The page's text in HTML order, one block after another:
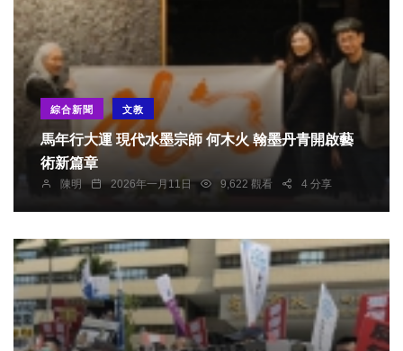
綜合新聞 文教
馬年行大運 現代水墨宗師 何木火 翰墨丹青開啟藝
術新篇章
陳明 2026年一月11日 9,622 觀看 4 分享